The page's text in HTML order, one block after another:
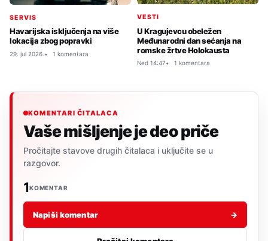
SERVIS
Havarijska isključenja na više
lokacija zbog popravki
29. jul 2026. 1 komentara
VESTI
U Kragujevcu obeležen
Međunarodni dan sećanja na
romske žrtve Holokausta
Ned 14:47 1 komentara
KOMENTARI ČITALACA
Vaše mišljenje je deo priče
Pročitajte stavove drugih čitalaca i uključite se u
razgovor.
1KOMENTAR
Napiši komentar →